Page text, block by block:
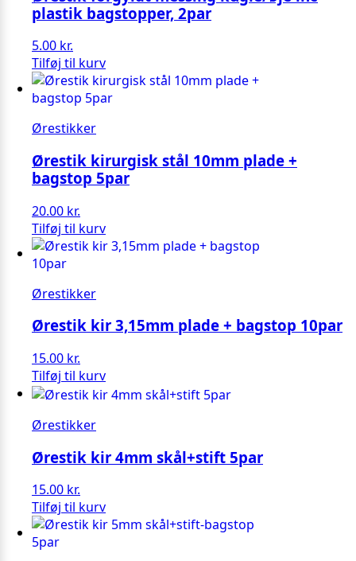
plastik bagstopper, 2par
5.00 kr.
Tilføj til kurv
Ørestikker
Ørestik kirurgisk stål 10mm plade +
bagstop 5par
20.00 kr.
Tilføj til kurv
Ørestikker
Ørestik kir 3,15mm plade + bagstop 10par
15.00 kr.
Tilføj til kurv
Ørestikker
Ørestik kir 4mm skål+stift 5par
15.00 kr.
Tilføj til kurv